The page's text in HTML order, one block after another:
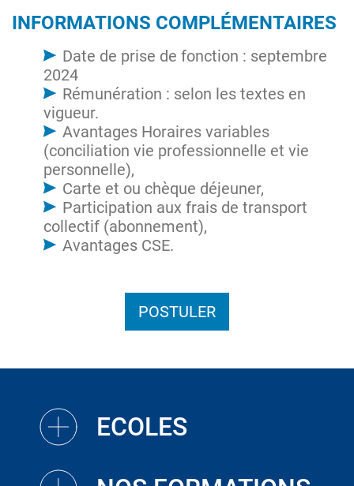
INFORMATIONS COMPLÉMENTAIRES
Date de prise de fonction : septembre
2024
Rémunération : selon les textes en
vigueur.
Avantages Horaires variables
(conciliation vie professionnelle et vie
personnelle),
Carte et ou chèque déjeuner,
Participation aux frais de transport
collectif (abonnement),
Avantages CSE.
POSTULER
ECOLES